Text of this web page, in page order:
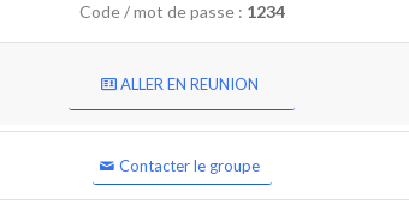
Code / mot de passe : 1234
ALLER EN REUNION
Contacter le groupe